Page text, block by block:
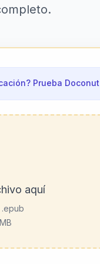
Prueba Doconut
aquí
.epub